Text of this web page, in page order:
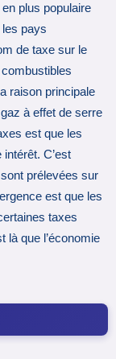
plus populaire
pays
de taxe sur le
combustibles
raison principale
à effet de serre
est que les
C’est
prélevées sur
est que les
taxes
là que l’économie